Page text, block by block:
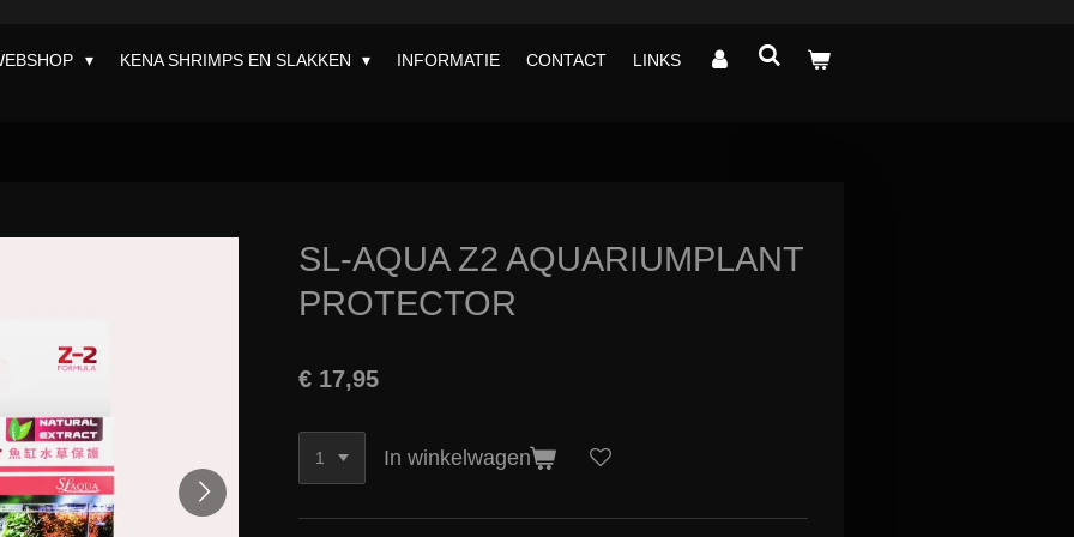
KENA SHRIMPS EN SLAKKEN INFORMATIE CONTACT LINKS
SL-AQUA Z2 AQUARIUMPLANT
PROTECTOR
€ 17,95
In winkelwagen